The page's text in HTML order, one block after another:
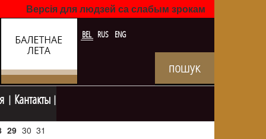
Версія для людзей са слабым зрокам
BEL RUS ENG
Кантакты
29 30 31